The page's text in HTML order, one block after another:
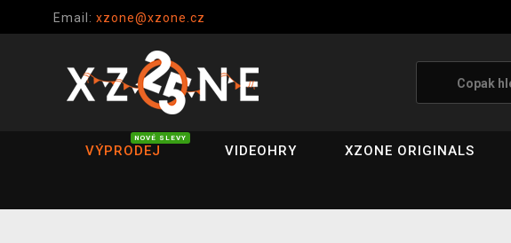
Email: xzone@xzone.cz
VÝPRODEJ
NOVÉ SLEVY
VIDEOHRY XZONE ORIGINALS